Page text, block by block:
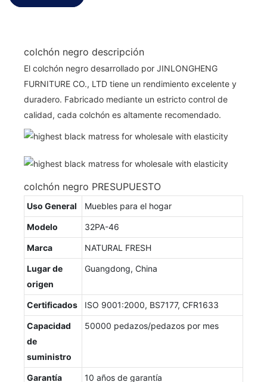
colchón negro descripción
El colchón negro desarrollado por JINLONGHENG
FURNITURE CO., LTD tiene un rendimiento excelente y
duradero. Fabricado mediante un estricto control de
calidad, cada colchón es altamente recomendado.
colchón negro PRESUPUESTO
Uso General Muebles para el hogar
Modelo 32PA-46
Marca NATURAL FRESH
Lugar de
origen
Guangdong, China
Certificados ISO 9001:2000, BS7177, CFR1633
Capacidad
de
suministro
50000 pedazos/pedazos por mes
Garantía 10 años de garantía